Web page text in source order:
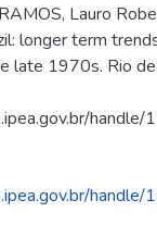
Lauro
longer term
late 1970s. Rio